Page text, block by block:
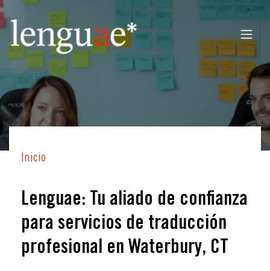
Inicio
Lenguae: Tu aliado de confianza
para servicios de traducción
profesional en Waterbury, CT